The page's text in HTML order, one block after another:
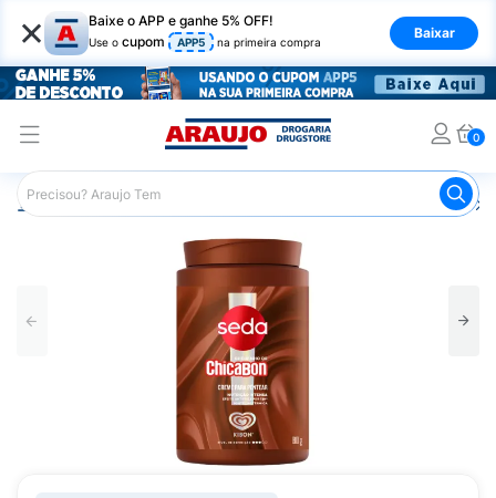
× Baixe o APP e ganhe 5% OFF!
Use o cupom APP5 na primeira compra
Baixar
0
Araujo Cabelo Creme para Pentear